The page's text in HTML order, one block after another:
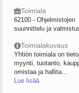
Toimiala
62100 - Ohjelmistojen
suunnittelu ja
Toimialakuvaus
Yhtiön toimiala on
myynti, tuotanto,
omistaa ja hallita...
Lue lisää